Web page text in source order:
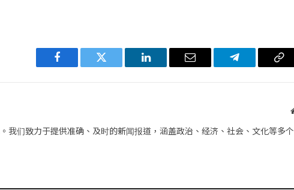
Facebook Twitter LinkedIn 电
Telegram 复
我们致力于提供准确、及时的新闻报道，涵盖政治、经济、社会、文化等多个